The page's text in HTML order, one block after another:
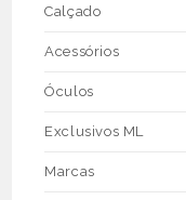
Calçado
Acessórios
Óculos
Exclusivos ML
Marcas